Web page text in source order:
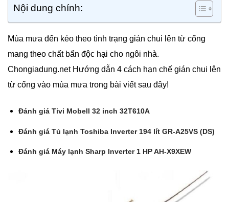
Nội dung chính:
Mùa mưa đến kéo theo tình trạng gián chui lên từ cống
mang theo chất bẩn độc hại cho ngôi nhà.
Chongiadung.net Hướng dẫn 4 cách hạn chế gián chui lên
từ cống vào mùa mưa trong bài viết sau đây!
Đánh giá Tivi Mobell 32 inch 32T610A
Đánh giá Tủ lạnh Toshiba Inverter 194 lít GR-A25VS (DS)
Đánh giá Máy lạnh Sharp Inverter 1 HP AH-X9XEW